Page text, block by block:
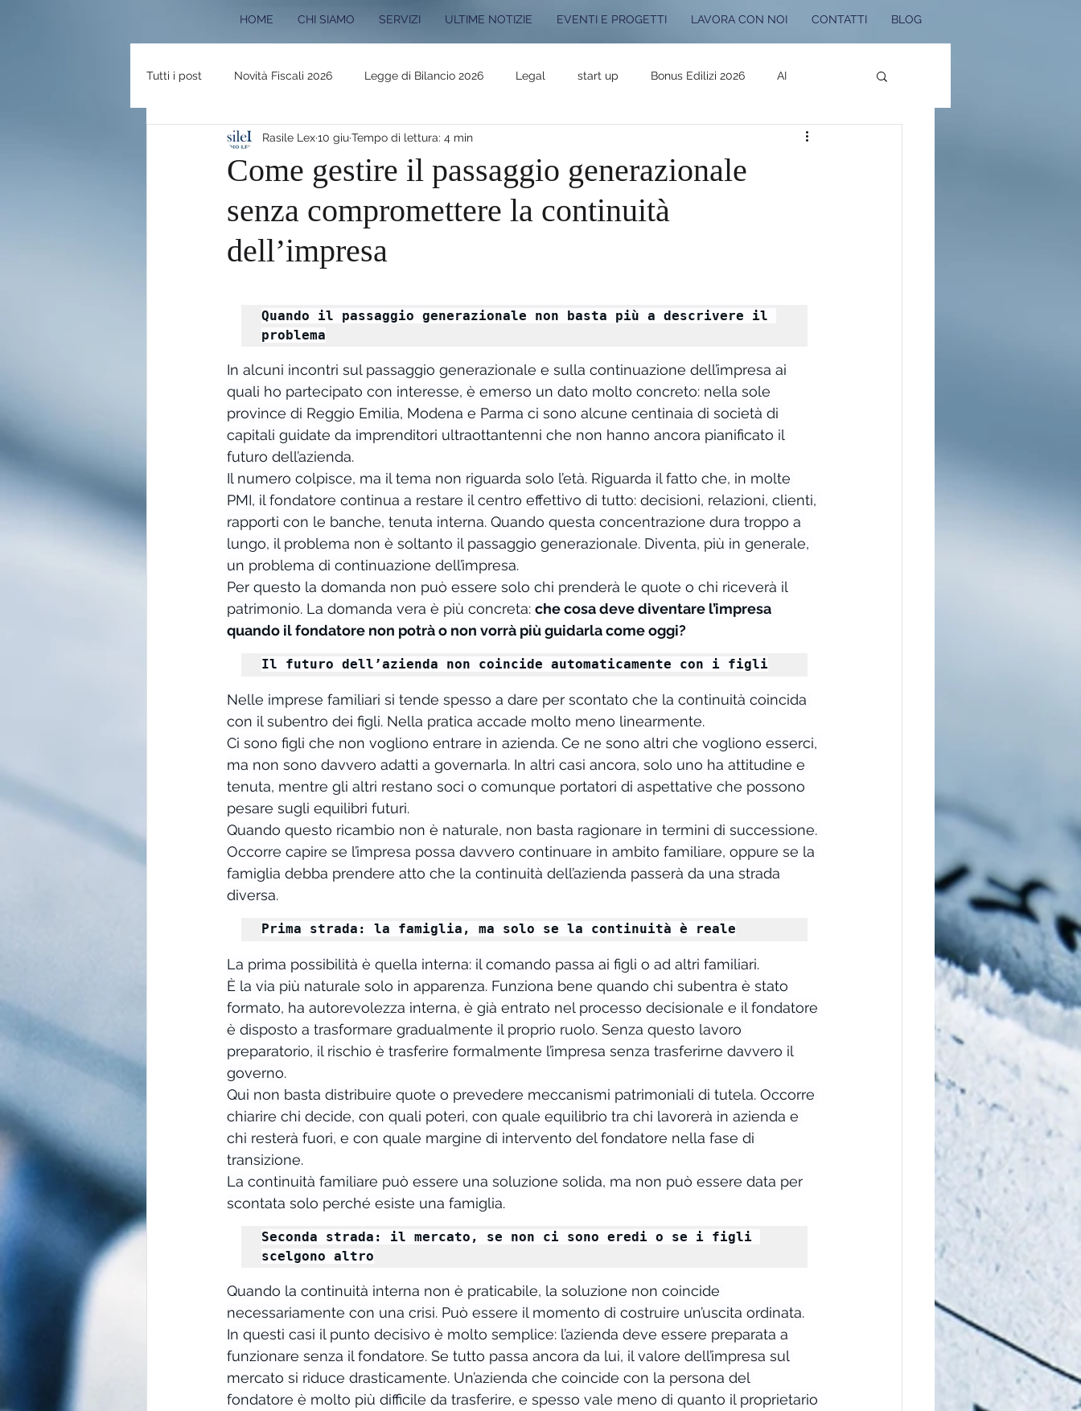
HOME CHI SIAMO SERVIZI ULTIME NOTIZIE EVENTI E PROGETTI LAVORA CON NOI CONTATTI BLOG
Tutti i post Novità Fiscali 2026 Legge di Bilancio 2026 Legal start up Bonus Edilizi 2026 AI
RASSEGNA STAMPA Eventi e progetti Legge di Bilancio 2025 Bonus Edilizi 2025
PNRR 2024 Bonus Edilizi 2024 Novità Fiscali 2024 Legge Bilancio 2024 Lavora con Noi
Newsletter
Come gestire il passaggio generazionale
senza compromettere la continuità
dell’impresa
Rasile Lex10 giuTempo di lettura: 4 min
Quando il passaggio generazionale non basta più a descrivere il
problema
In alcuni incontri sul passaggio generazionale e sulla continuazione dell’impresa ai
quali ho partecipato con interesse, è emerso un dato molto concreto: nella sole
province di Reggio Emilia, Modena e Parma ci sono alcune centinaia di società di
capitali guidate da imprenditori ultraottantenni che non hanno ancora pianificato il
futuro dell’azienda.
Il numero colpisce, ma il tema non riguarda solo l’età. Riguarda il fatto che, in molte
PMI, il fondatore continua a restare il centro effettivo di tutto: decisioni, relazioni, clienti,
rapporti con le banche, tenuta interna. Quando questa concentrazione dura troppo a
lungo, il problema non è soltanto il passaggio generazionale. Diventa, più in generale,
un problema di continuazione dell’impresa.
Per questo la domanda non può essere solo chi prenderà le quote o chi riceverà il
patrimonio. La domanda vera è più concreta: che cosa deve diventare l’impresa
quando il fondatore non potrà o non vorrà più guidarla come oggi?
Il futuro dell’azienda non coincide automaticamente con i figli
Nelle imprese familiari si tende spesso a dare per scontato che la continuità coincida
con il subentro dei figli. Nella pratica accade molto meno linearmente.
Ci sono figli che non vogliono entrare in azienda. Ce ne sono altri che vogliono esserci,
ma non sono davvero adatti a governarla. In altri casi ancora, solo uno ha attitudine e
tenuta, mentre gli altri restano soci o comunque portatori di aspettative che possono
pesare sugli equilibri futuri.
Quando questo ricambio non è naturale, non basta ragionare in termini di successione.
Occorre capire se l’impresa possa davvero continuare in ambito familiare, oppure se la
famiglia debba prendere atto che la continuità dell’azienda passerà da una strada
diversa.
Prima strada: la famiglia, ma solo se la continuità è reale
La prima possibilità è quella interna: il comando passa ai figli o ad altri familiari.
È la via più naturale solo in apparenza. Funziona bene quando chi subentra è stato
formato, ha autorevolezza interna, è già entrato nel processo decisionale e il fondatore
è disposto a trasformare gradualmente il proprio ruolo. Senza questo lavoro
preparatorio, il rischio è trasferire formalmente l’impresa senza trasferirne davvero il
governo.
Qui non basta distribuire quote o prevedere meccanismi patrimoniali di tutela. Occorre
chiarire chi decide, con quali poteri, con quale equilibrio tra chi lavorerà in azienda e
chi resterà fuori, e con quale margine di intervento del fondatore nella fase di
transizione.
La continuità familiare può essere una soluzione solida, ma non può essere data per
scontata solo perché esiste una famiglia.
Seconda strada: il mercato, se non ci sono eredi o se i figli
scelgono altro
Quando la continuità interna non è praticabile, la soluzione non coincide
necessariamente con una crisi. Può essere il momento di costruire un’uscita ordinata.
In questi casi il punto decisivo è molto semplice: l’azienda deve essere preparata a
funzionare senza il fondatore. Se tutto passa ancora da lui, il valore dell’impresa sul
mercato si riduce drasticamente. Un’azienda che coincide con la persona del
fondatore è molto più difficile da trasferire, e spesso vale meno di quanto il proprietario